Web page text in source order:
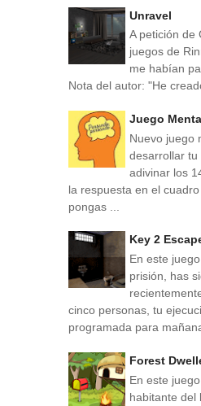
Unravel
A petición de
juegos de
me habían
Nota del autor: "He
Juego
Nuevo juego
desarrollar tu
adivinar los
la respuesta en el
pongas ...
Key 2
En este
prisión, has
cinco personas, tu
programada para
Forest
En este
habitante del